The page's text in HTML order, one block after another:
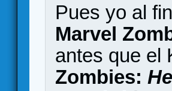
Pues yo al
Marvel
antes que el
Zombies: